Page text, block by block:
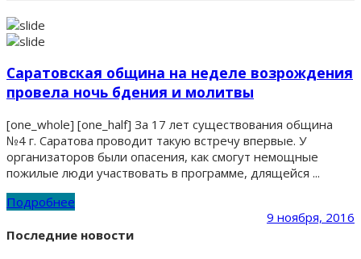
Саратовская община на неделе возрождения
провела ночь бдения и молитвы
[one_whole] [one_half] За 17 лет существования община
№4 г. Саратова проводит такую встречу впервые. У
организаторов были опасения, как смогут немощные
пожилые люди участвовать в программе, длящейся ...
Подробнее
9 ноября, 2016
Последние новости